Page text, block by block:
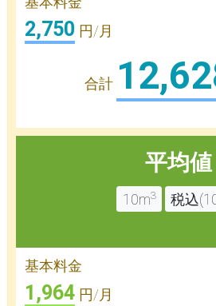
2,750 円/月
合計
平均値
10m3 税込
基本料金
1,964円/月